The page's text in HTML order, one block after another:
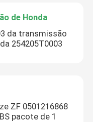
de Honda
da transmissão
254205T0003
ZF 0501216868
pacote de 1